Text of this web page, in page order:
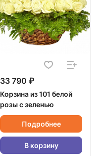
33 790 ₽
Корзина из 101 белой
розы с зеленью
Подробнее
В корзину